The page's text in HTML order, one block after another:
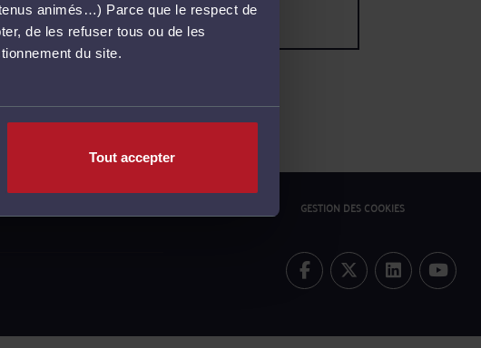
animés…) Parce que le respect de
de les refuser tous ou de les
du site.
Tout accepter
GESTION DES COOKIES